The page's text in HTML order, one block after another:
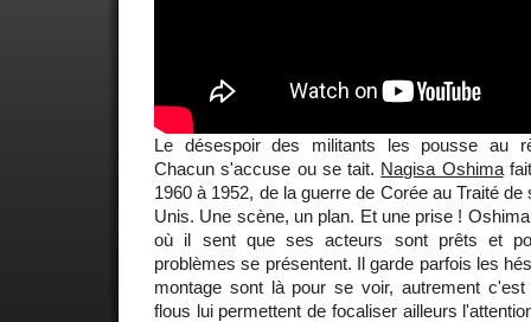
Le désespoir des militants les pousse au
Chacun s'accuse ou se tait. Nagisa Oshima
1960 à 1952, de la guerre de Corée au Traité
Unis. Une scène, un plan. Et une prise !
où il sent que ses acteurs sont prêts et
problèmes se présentent. Il garde parfois les
montage sont là pour se voir, autrement
flous lui permettent de focaliser ailleurs